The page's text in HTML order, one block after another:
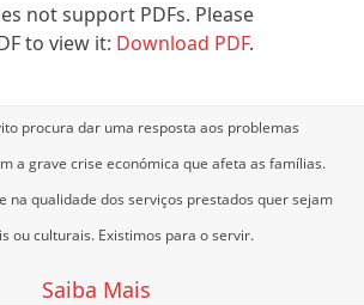
not support PDFs. Please
to view it: Download PDF.
procura dar uma resposta aos problemas
a grave crise económica que afeta as famílias.
na qualidade dos serviços prestados quer sejam
ou culturais. Existimos para o servir.
Saiba Mais